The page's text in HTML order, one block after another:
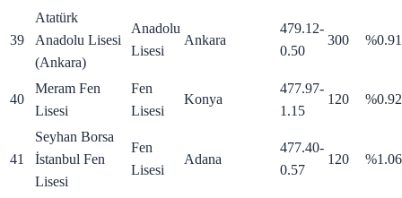
39
Atatürk
Anadolu Lisesi
(Ankara)
Anadolu
Lisesi
Ankara
479.12-
0.50
300 %0.91
40
Meram Fen
Lisesi
Fen
Lisesi
Konya
477.97-
1.15
120 %0.92
41
Seyhan Borsa
İstanbul Fen
Lisesi
Fen
Lisesi
Adana
477.40-
0.57
120 %1.06